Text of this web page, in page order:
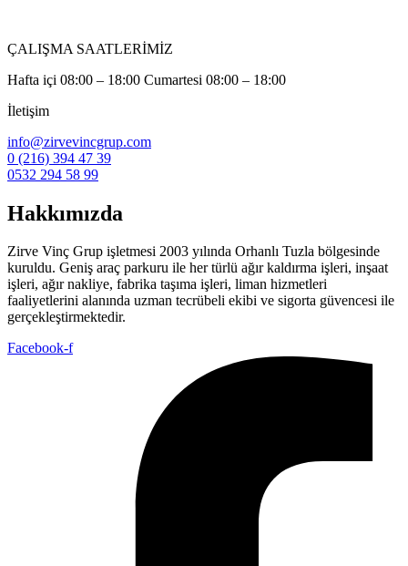
ÇALIŞMA SAATLERİMİZ
Hafta içi 08:00 – 18:00 Cumartesi 08:00 – 18:00
İletişim
info@zirvevincgrup.com
0 (216) 394 47 39
0532 294 58 99
Hakkımızda
Zirve Vinç Grup işletmesi 2003 yılında Orhanlı Tuzla bölgesinde
kuruldu. Geniş araç parkuru ile her türlü ağır kaldırma işleri, inşaat
işleri, ağır nakliye, fabrika taşıma işleri, liman hizmetleri
faaliyetlerini alanında uzman tecrübeli ekibi ve sigorta güvencesi ile
gerçekleştirmektedir.
Facebook-f